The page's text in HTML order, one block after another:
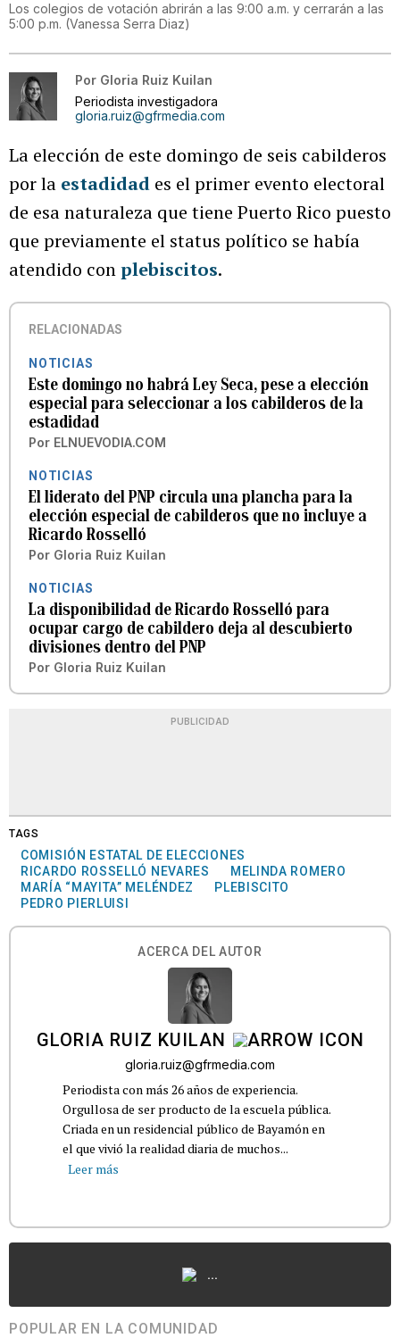
Los colegios de votación abrirán a las 9:00 a.m. y cerrarán a las
5:00 p.m. (Vanessa Serra Diaz)
Por Gloria Ruiz Kuilan
Periodista investigadora
gloria.ruiz@gfrmedia.com
La elección de este domingo de seis cabilderos
por la estadidad es el primer evento electoral
de esa naturaleza que tiene Puerto Rico puesto
que previamente el status político se había
atendido conplebiscitos.
RELACIONADAS
NOTICIAS
Este domingo no habrá Ley Seca, pese a elección
especial para seleccionar a los cabilderos de la
estadidad
Por ELNUEVODIA.COM
NOTICIAS
El liderato del PNP circula una plancha para la
elección especial de cabilderos que no incluye a
Ricardo Rosselló
Por Gloria Ruiz Kuilan
NOTICIAS
La disponibilidad de Ricardo Rosselló para
ocupar cargo de cabildero deja al descubierto
divisiones dentro del PNP
Por Gloria Ruiz Kuilan
PUBLICIDAD
TAGS
COMISIÓN ESTATAL DE ELECCIONES
RICARDO ROSSELLÓ NEVARES
MELINDA ROMERO
MARÍA “MAYITA” MELÉNDEZ
PLEBISCITO
PEDRO PIERLUISI
ACERCA DEL AUTOR
GLORIA RUIZ KUILAN
gloria.ruiz@gfrmedia.com
Periodista con más 26 años de experiencia.
Orgullosa de ser producto de la escuela pública.
Criada en un residencial público de Bayamón en
el que vivió la realidad diaria de muchos...
Leer más
...
POPULAR EN LA COMUNIDAD